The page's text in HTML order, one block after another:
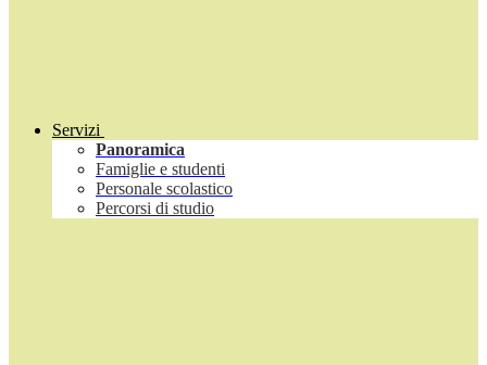
Servizi
Panoramica
Famiglie e studenti
Personale scolastico
Percorsi di studio